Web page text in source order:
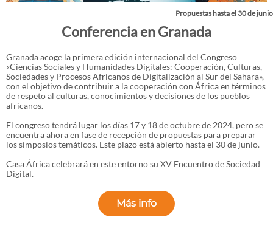
Propuestas hasta el 30 de junio
Conferencia en Granada
Granada acoge la primera edición internacional del Congreso
«Ciencias Sociales y Humanidades Digitales: Cooperación, Culturas,
Sociedades y Procesos Africanos de Digitalización al Sur del Sahara»,
con el objetivo de contribuir a la cooperación con África en términos
de respeto al culturas, conocimientos y decisiones de los pueblos
africanos.
El congreso tendrá lugar los días 17 y 18 de octubre de 2024, pero se
encuentra ahora en fase de recepción de propuestas para preparar
los simposios temáticos. Este plazo está abierto hasta el 30 de junio.
Casa África celebrará en este entorno su XV Encuentro de Sociedad
Digital.
Más info